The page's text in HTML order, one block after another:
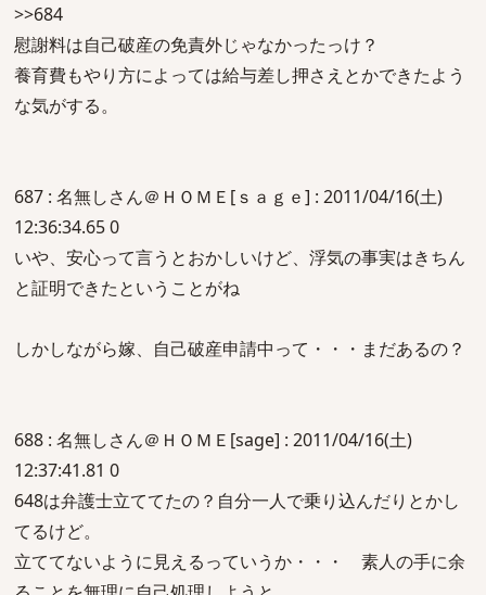
>>684
慰謝料は自己破産の免責外じゃなかったっけ？
養育費もやり方によっては給与差し押さえとかできたよう
な気がする。
687 : 名無しさん＠ＨＯＭＥ[ｓａｇｅ] : 2011/04/16(土)
12:36:34.65 0
いや、安心って言うとおかしいけど、浮気の事実はきちん
と証明できたということがね
しかしながら嫁、自己破産申請中って・・・まだあるの？
688 : 名無しさん＠ＨＯＭＥ[sage] : 2011/04/16(土)
12:37:41.81 0
648は弁護士立ててたの？自分一人で乗り込んだりとかし
てるけど。
立ててないように見えるっていうか・・・ 素人の手に余